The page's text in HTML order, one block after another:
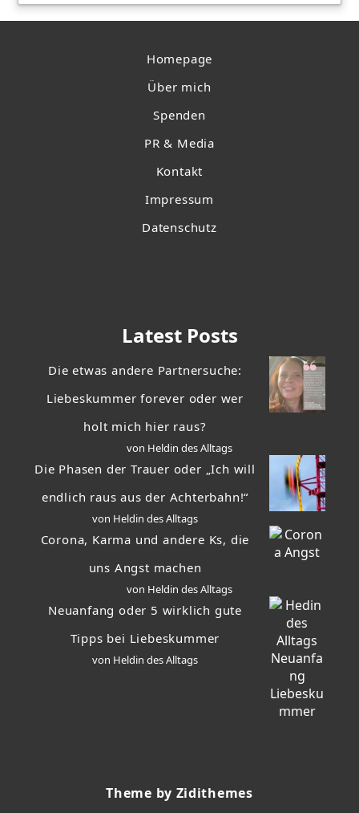
Homepage
Über mich
Spenden
PR & Media
Kontakt
Impressum
Datenschutz
Latest Posts
Die etwas andere Partnersuche:
Liebeskummer forever oder wer
holt mich hier raus?
von Heldin des Alltags
Die Phasen der Trauer oder „Ich will
endlich raus aus der Achterbahn!“
von Heldin des Alltags
Corona, Karma und andere Ks, die
uns Angst machen
von Heldin des Alltags
Neuanfang oder 5 wirklich gute
Tipps bei Liebeskummer
von Heldin des Alltags
Theme by Zidithemes